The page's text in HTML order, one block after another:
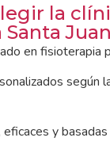
la
en fisioterapia
según
eficaces y